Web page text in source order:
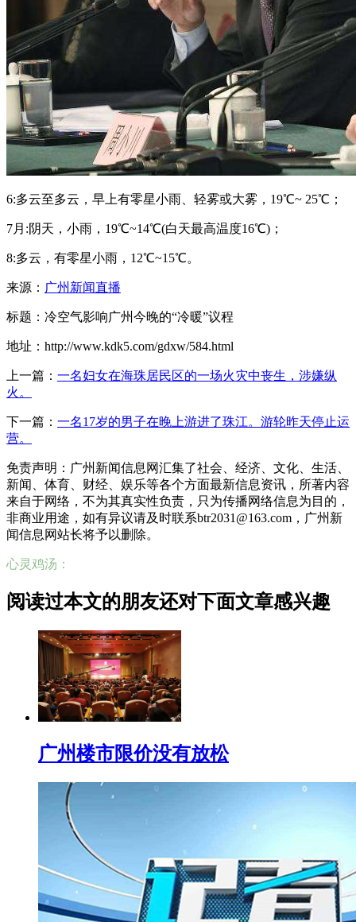
6:多云至多云，早上有零星小雨、轻雾或大雾，19℃~ 25℃；
7月:阴天，小雨，19℃~14℃(白天最高温度16℃)；
8:多云，有零星小雨，12℃~15℃。
来源： 广州新闻直播
标题：冷空气影响广州今晚的“冷暖”议程
地址：http://www.kdk5.com/gdxw/584.html
上一篇： 一名妇女在海珠居民区的一场火灾中丧生，涉嫌纵
火。
下一篇： 一名17岁的男子在晚上游进了珠江。游轮昨天停止运
营。
免责声明：广州新闻信息网汇集了社会、经济、文化、生活、
新闻、体育、财经、娱乐等各个方面最新信息资讯，所著内容
来自于网络，不为其真实性负责，只为传播网络信息为目的，
非商业用途，如有异议请及时联系btr2031@163.com，广州新
闻信息网站长将予以删除。
心灵鸡汤：
阅读过本文的朋友还对下面文章感兴趣
广州楼市限价没有放松